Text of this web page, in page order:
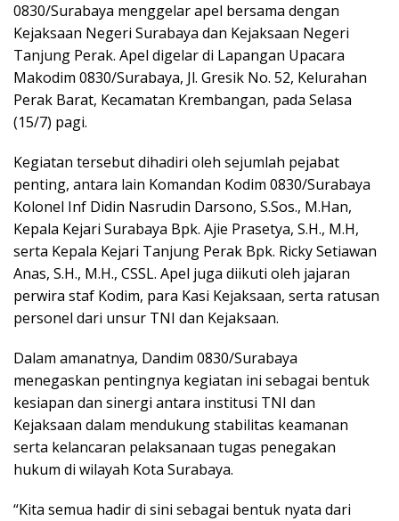
0830/Surabaya menggelar apel bersama dengan
Kejaksaan Negeri Surabaya dan Kejaksaan Negeri
Tanjung Perak. Apel digelar di Lapangan Upacara
Makodim 0830/Surabaya, Jl. Gresik No. 52, Kelurahan
Perak Barat, Kecamatan Krembangan, pada Selasa
(15/7) pagi.
Kegiatan tersebut dihadiri oleh sejumlah pejabat
penting, antara lain Komandan Kodim 0830/Surabaya
Kolonel Inf Didin Nasrudin Darsono, S.Sos., M.Han,
Kepala Kejari Surabaya Bpk. Ajie Prasetya, S.H., M.H,
serta Kepala Kejari Tanjung Perak Bpk. Ricky Setiawan
Anas, S.H., M.H., CSSL. Apel juga diikuti oleh jajaran
perwira staf Kodim, para Kasi Kejaksaan, serta ratusan
personel dari unsur TNI dan Kejaksaan.
Dalam amanatnya, Dandim 0830/Surabaya
menegaskan pentingnya kegiatan ini sebagai bentuk
kesiapan dan sinergi antara institusi TNI dan
Kejaksaan dalam mendukung stabilitas keamanan
serta kelancaran pelaksanaan tugas penegakan
hukum di wilayah Kota Surabaya.
“Kita semua hadir di sini sebagai bentuk nyata dari